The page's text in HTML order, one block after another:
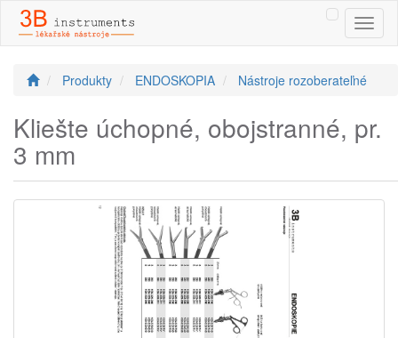
Produkty ENDOSKOPIA Nástroje rozoberateľné
Kliešte úchopné, obojstranné, pr.
3 mm